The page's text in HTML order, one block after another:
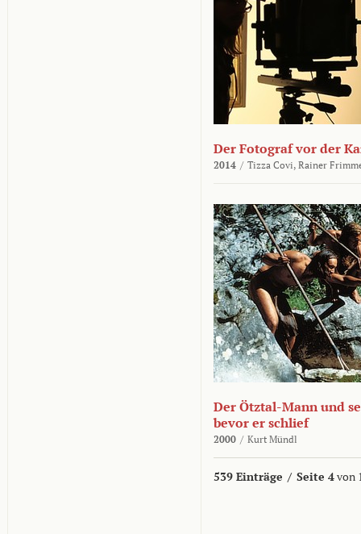
Der Fotograf vor der
2014 / Tizza Covi, Rainer
Der Ötztal-Mann und
bevor er schlief
2000 / Kurt Mündl
539 Einträge / Seite 4von